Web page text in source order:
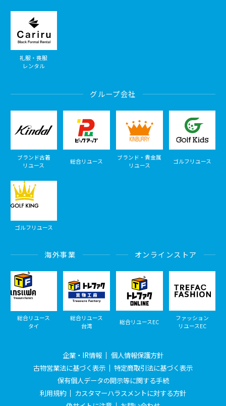
礼服・喪服
レンタル
グループ会社
ブランド古着
リユース
総合リユース
ブランド・貴金属
リユース
ゴルフリユース
ゴルフリユース
海外事業
総合リユース
タイ
総合リユース
台湾
オンラインストア
総合リユースEC
ファッション
リユースEC
企業・IR情報
個人情報保護方針
古物営業法に基づく表示
特定商取引法に基づく表示
保有個人データの開示等に関する手続
利用規約
カスタマーハラスメントに対する方針